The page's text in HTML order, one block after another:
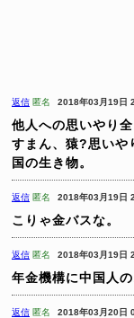
返信 匿名 2018年03月19日
他人への思いやり
すまん、猿?思いや
国の生き物。
返信 匿名 2018年03月19日
こりゃ金バスな。
返信 匿名 2018年03月19日
年金機構に中国人
返信 匿名 2018年03月20日